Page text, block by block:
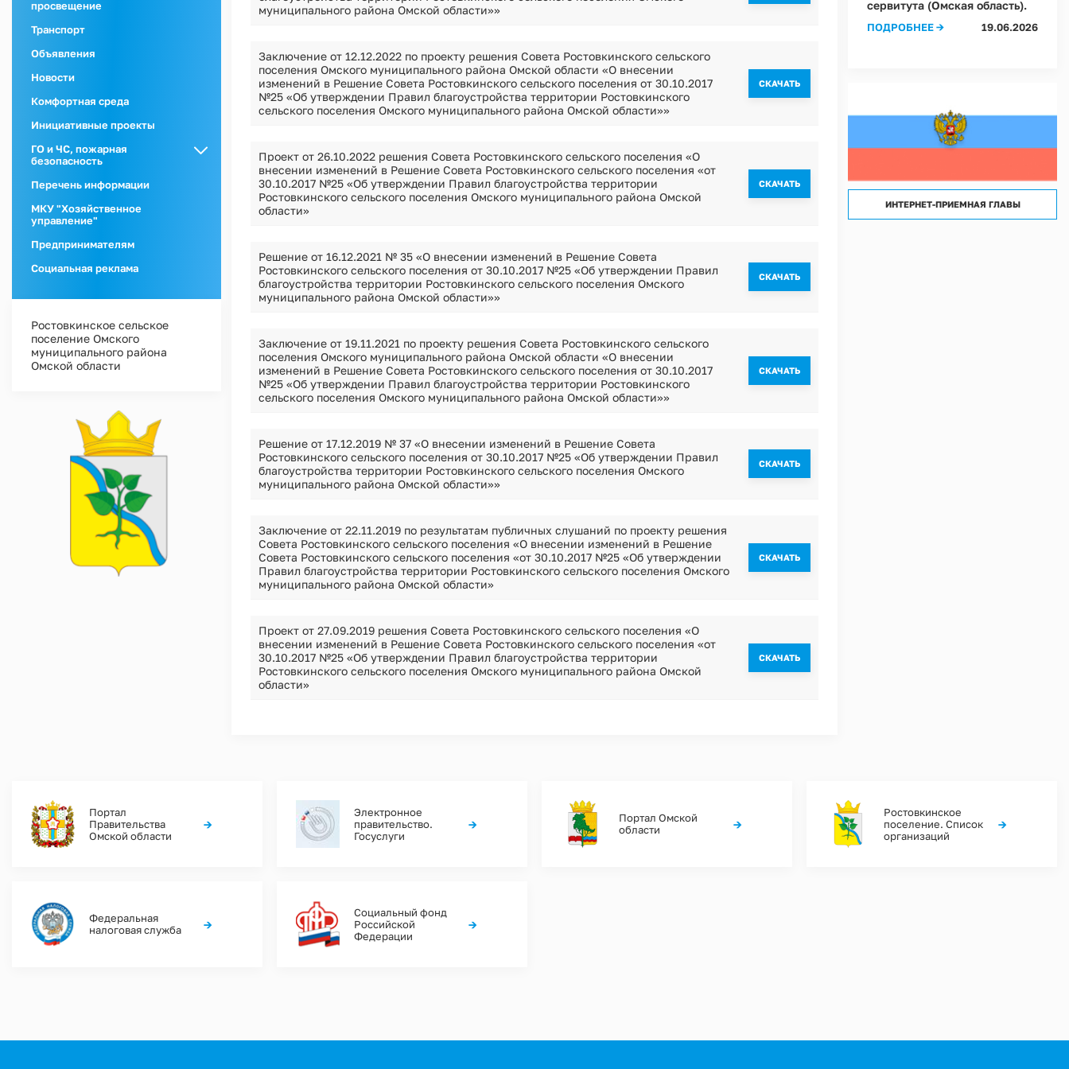
Сведения об установлении классов (подклассов) условий труда на рабочих местах в Администрации Ростовкинского
Сведения об установлении классов (подклассов) условий труда на рабочих местах в МКУ "Хозяйственное управление
Условия и результаты конкурсов
просвещение
Транспорт
Объявления
Новости
Комфортная среда
Инициативные проекты
ГО и ЧС, пожарная
безопасность
ГО и ЧС
Пожарная
безопасность
Перечень информации
МКУ "Хозяйственное
управление"
Предпринимателям
Социальная реклама
Ростовкинское сельское
поселение Омского
муниципального района
Омской области
муниципального района Омской области»»
Заключение от 12.12.2022 по проекту решения Совета Ростовкинского сельского
поселения Омского муниципального района Омской области «О внесении
изменений в Решение Совета Ростовкинского сельского поселения от 30.10.2017
№25 «Об утверждении Правил благоустройства территории Ростовкинского
сельского поселения Омского муниципального района Омской области»»
CКАЧАТЬ
Проект от 26.10.2022 решения Совета Ростовкинского сельского поселения «О
внесении изменений в Решение Совета Ростовкинского сельского поселения «от
30.10.2017 №25 «Об утверждении Правил благоустройства территории
Ростовкинского сельского поселения Омского муниципального района Омской
области»
CКАЧАТЬ
Решение от 16.12.2021 № 35 «О внесении изменений в Решение Совета
Ростовкинского сельского поселения от 30.10.2017 №25 «Об утверждении Правил
благоустройства территории Ростовкинского сельского поселения Омского
муниципального района Омской области»»
CКАЧАТЬ
Заключение от 19.11.2021 по проекту решения Совета Ростовкинского сельского
поселения Омского муниципального района Омской области «О внесении
изменений в Решение Совета Ростовкинского сельского поселения от 30.10.2017
№25 «Об утверждении Правил благоустройства территории Ростовкинского
сельского поселения Омского муниципального района Омской области»»
CКАЧАТЬ
Решение от 17.12.2019 № 37 «О внесении изменений в Решение Совета
Ростовкинского сельского поселения от 30.10.2017 №25 «Об утверждении Правил
благоустройства территории Ростовкинского сельского поселения Омского
муниципального района Омской области»»
CКАЧАТЬ
Заключение от 22.11.2019 по результатам публичных слушаний по проекту решения
Совета Ростовкинского сельского поселения «О внесении изменений в Решение
Совета Ростовкинского сельского поселения «от 30.10.2017 №25 «Об утверждении
Правил благоустройства территории Ростовкинского сельского поселения Омского
муниципального района Омской области»
CКАЧАТЬ
Проект от 27.09.2019 решения Совета Ростовкинского сельского поселения «О
внесении изменений в Решение Совета Ростовкинского сельского поселения «от
30.10.2017 №25 «Об утверждении Правил благоустройства территории
Ростовкинского сельского поселения Омского муниципального района Омской
области»
CКАЧАТЬ
сервитута (Омская область).
ПОДРОБНЕЕ → 19.06.2026
ИНТЕРНЕТ-ПРИЕМНАЯ ГЛАВЫ
Портал
Правительства
Омской области
→
Электронное
правительство.
Госуслуги
→
Портал Омской
области
→
Ростовкинское
поселение. Список
организаций
→
Федеральная
налоговая служба
→
Социальный фонд
Российской
Федерации
→